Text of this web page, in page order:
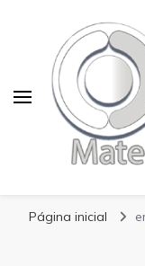
Página inicial